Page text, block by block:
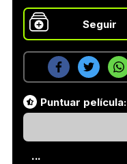
Seguir
Puntuar película:
...